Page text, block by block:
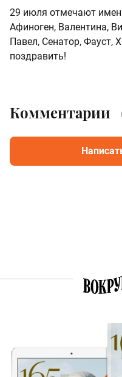
29 июля отмечают
Афиноген, Валентина,
Павел, Сенатор, Фауст,
поздравить!
Комментарии